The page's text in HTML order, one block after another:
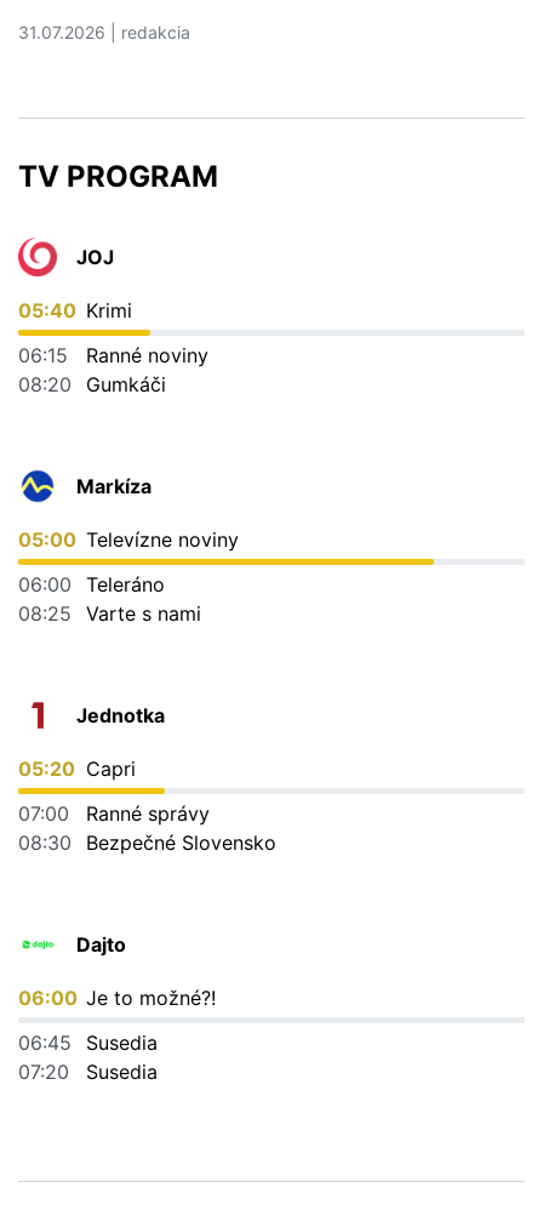
31.07.2026 | redakcia
TV PROGRAM
JOJ
05:40 Krimi
06:15
Ranné noviny
08:20
Gumkáči
Markíza
05:00 Televízne noviny
06:00
Teleráno
08:25
Varte s nami
Jednotka
05:20 Capri
07:00
Ranné správy
08:30
Bezpečné Slovensko
Dajto
06:00 Je to možné?!
06:45
Susedia
07:20
Susedia